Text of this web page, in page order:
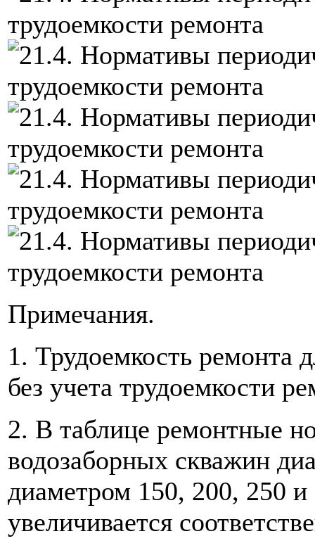
Примечания.
1. Трудоемкость ремонта
без учета трудоемкости
2. В таблице ремонтные
водозаборных скважин
диаметром 150, 200, 250
увеличивается